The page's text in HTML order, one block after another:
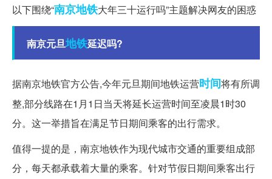
以下围绕“南京地铁大年三十运行吗”主题解决网友的困惑
南京元旦地铁延迟吗?
据南京地铁官方公告,今年元旦期间地铁运营时间将有所调
整,部分线路在1月1日当天将延长运营时间至凌晨1时30
分。这一举措旨在满足节日期间乘客的出行需求。
值得一提的是，南京地铁作为现代城市交通的重要组成部
分，每天都承载着大量的乘客。针对节假日期间乘客出行